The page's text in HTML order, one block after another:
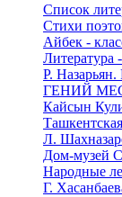
Список
Стихи
Айбек -
Литература
Р.
ГЕНИЙ
Кайсын
Л.
Дом-музей
Народные
Г.